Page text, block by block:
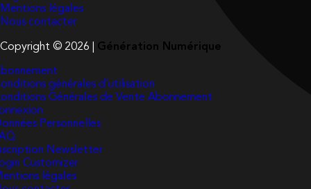
Mentions légales
Nous contacter
Copyright © 2026 | Génération Numérique
générales d’utilisation
Générales de Vente Abonnement
Personnelles
Newsletter
Customizer
légales